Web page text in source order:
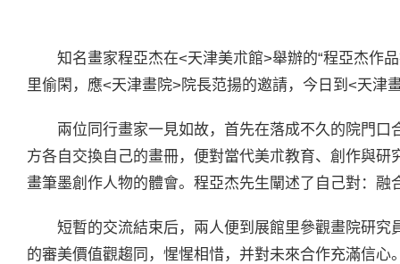
知名畫家程亞杰在<天津美朮館>舉辦的“程亞杰作
里偷閑，應<天津畫院>院長范揚的邀請，今日到<天津
兩位同行畫家一見如故，首先在落成不久的院門
方各自交換自己的畫冊，便對當代美朮教育、創作與
畫筆墨創作人物的體會。程亞杰先生闡述了自己對：融
短暫的交流結束后，兩人便到展館里參觀畫院研
的審美價值觀趨同，惺惺相惜，并對未來合作充滿信心